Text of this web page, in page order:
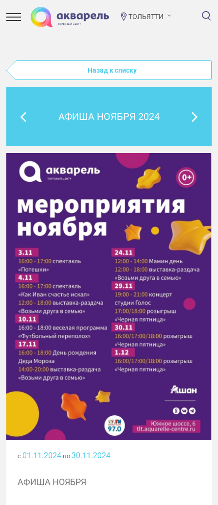
ТОЛЬЯТТИ
Назад к списку
АФИША НОЯБРЯ 2024
с 01.11.2024по 30.11.2024
АФИША НОЯБРЯ